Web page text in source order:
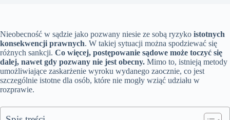
Nieobecność w sądzie jako pozwany niesie ze sobą ryzyko istotnych
konsekwencji prawnych. W takiej sytuacji można spodziewać się
różnych sankcji. Co więcej, postępowanie sądowe może toczyć się
dalej, nawet gdy pozwany nie jest obecny. Mimo to, istnieją metody
umożliwiające zaskarżenie wyroku wydanego zaocznie, co jest
szczególnie istotne dla osób, które nie mogły wziąć udziału w
rozprawie.